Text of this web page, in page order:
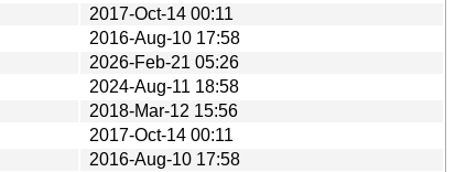
2017-Oct-14 00:11
2016-Aug-10 17:58
2026-Feb-21 05:26
2024-Aug-11 18:58
2018-Mar-12 15:56
2017-Oct-14 00:11
2016-Aug-10 17:58